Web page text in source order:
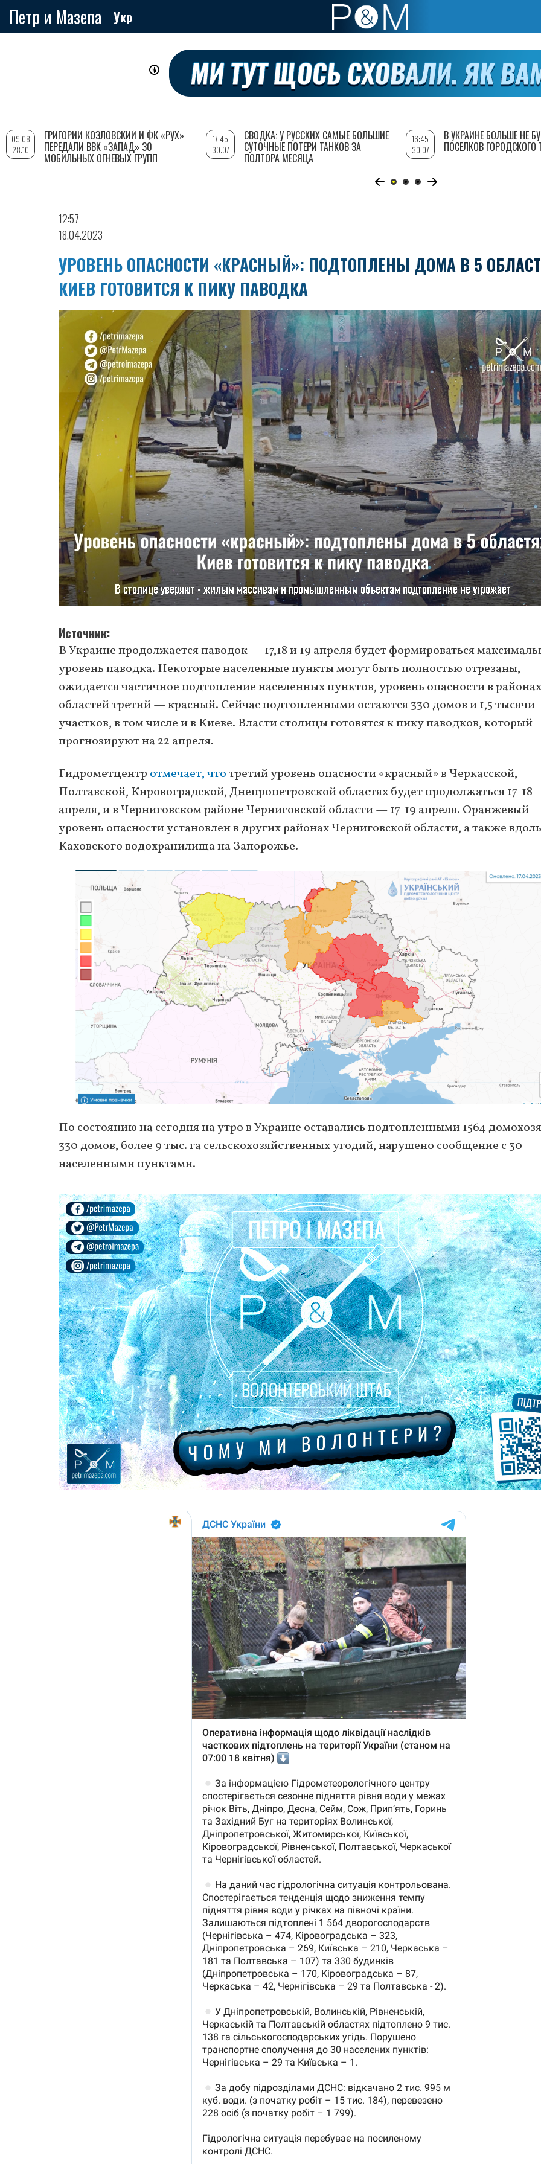
Петр и Мазепа Укр
12:57
18.04.2023
УРОВЕНЬ ОПАСНОСТИ «КРАСНЫЙ»: ПОДТОПЛЕНЫ ДОМА В 5
КИЕВ ГОТОВИТСЯ К ПИКУ ПАВОДКА
Источник
В Украине продолжается паводок — 17,18 и 19 апреля будет формироваться
уровень паводка. Некоторые населенные пункты могут быть полностью отрезаны,
ожидается частичное подтопление населенных пунктов, уровень опасности в
областей третий — красный. Сейчас подтопленными остаются 330 домов и 1,5 тысячи
участков, в том числе и в Киеве. Власти столицы готовятся к пику паводков, который
прогнозируют на 22 апреля.
Гидрометцентр отмечает, чтотретий уровень опасности «красный» в Черкасской,
Полтавской, Кировоградской, Днепропетровской областях будет продолжаться 17-18
апреля, и в Черниговском районе Черниговской области — 17-19 апреля. Оранжевый
уровень опасности установлен в других районах Черниговской области, а также вдоль
Каховского водохранилища на Запорожье.
По состоянию на сегодня на утро в Украине оставались подтопленными 1564
330 домов, более 9 тыс. га сельскохозяйственных угодий, нарушено сообщение с 30
населенными пунктами.
09:08
28.10
ГРИГОРИЙ КОЗЛОВСКИЙ И ФК «РУХ»
ПЕРЕДАЛИ ВВК «ЗАПАД» 30
МОБИЛЬНЫХ ОГНЕВЫХ ГРУПП
17:45
30.07
СВОДКА: У РУССКИХ САМЫЕ БОЛЬШИЕ
СУТОЧНЫЕ ПОТЕРИ ТАНКОВ ЗА
ПОЛТОРА МЕСЯЦА
16:45
30.07
В УКРАИНЕ БОЛЬШЕ НЕ
ПОСЕЛКОВ ГОРОДСКОГО